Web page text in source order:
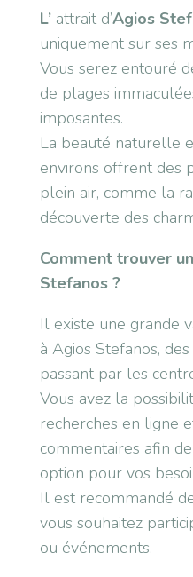
L’attrait d’Agios
uniquement sur ses
Vous serez entouré
de plages
imposantes.
La beauté naturelle
environs offrent des
plein air, comme la
découverte des
Comment trouver
Stefanos ?
Il existe une grande
à Agios Stefanos,
passant par les
Vous avez la
recherches en ligne
commentaires afin
option pour vos
Il est recommandé
vous souhaitez
ou événements.